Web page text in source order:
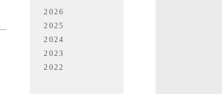
2026
2025
2024
2023
2022